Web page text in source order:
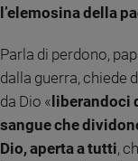
Cultura
Sanremo
Tv
e
l’elemosina della
Parla di perdono,
dalla guerra, chiede
da Dio « liberandoci
sangue che
Dio, aperta a tutti,